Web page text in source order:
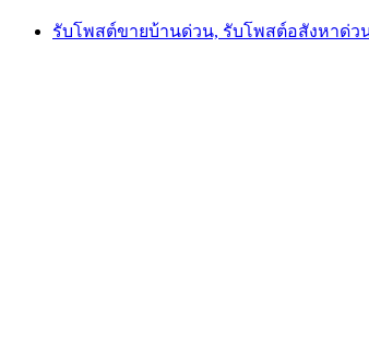
Skip
รับโพสต์ขายบ้านด่วน, รับโพสต์อสังหาด่